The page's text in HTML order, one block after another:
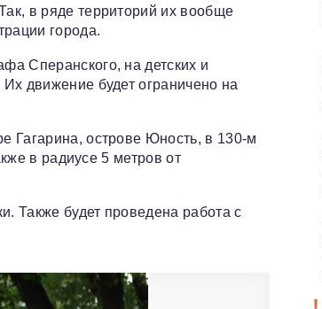
в ряде территорий их вообще
города.
Сперанского, на детских и
движение будет ограничено на
Гагарина, острове Юность, в 130‑м
в радиусе 5 метров от
Также будет проведена работа с